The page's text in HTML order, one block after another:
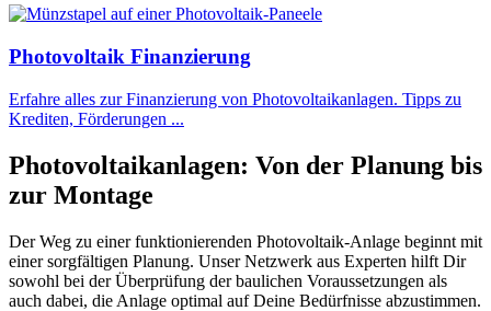
Photovoltaik Finanzierung
Erfahre alles zur Finanzierung von Photovoltaikanlagen. Tipps zu
Krediten, Förderungen ...
Photovoltaikanlagen: Von der Planung bis
zur Montage
Der Weg zu einer funktionierenden Photovoltaik-Anlage beginnt mit
einer sorgfältigen Planung. Unser Netzwerk aus Experten hilft Dir
sowohl bei der Überprüfung der baulichen Voraussetzungen als
auch dabei, die Anlage optimal auf Deine Bedürfnisse abzustimmen.